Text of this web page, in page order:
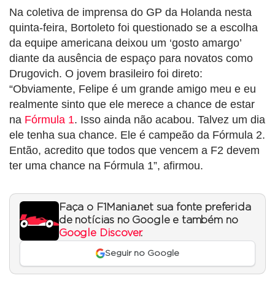
Na coletiva de imprensa do GP da Holanda nesta
quinta-feira, Bortoleto foi questionado se a escolha
da equipe americana deixou um ‘gosto amargo’
diante da ausência de espaço para novatos como
Drugovich. O jovem brasileiro foi direto:
“Obviamente, Felipe é um grande amigo meu e eu
realmente sinto que ele merece a chance de estar
na Fórmula 1. Isso ainda não acabou. Talvez um dia
ele tenha sua chance. Ele é campeão da Fórmula 2.
Então, acredito que todos que vencem a F2 devem
ter uma chance na Fórmula 1”, afirmou.
Faça o F1Mania.net sua fonte preferida
de notícias no Google e também no
Google Discover.
Seguir no Google